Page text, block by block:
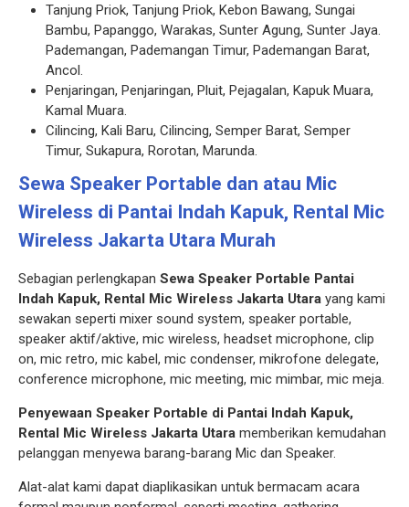
Tanjung Priok, Tanjung Priok, Kebon Bawang, Sungai
Bambu, Papanggo, Warakas, Sunter Agung, Sunter Jaya.
Pademangan, Pademangan Timur, Pademangan Barat,
Ancol.
Penjaringan, Penjaringan, Pluit, Pejagalan, Kapuk Muara,
Kamal Muara.
Cilincing, Kali Baru, Cilincing, Semper Barat, Semper
Timur, Sukapura, Rorotan, Marunda.
Sewa Speaker Portable dan atau Mic
Wireless di Pantai Indah Kapuk, Rental Mic
Wireless Jakarta Utara Murah
Sebagian perlengkapan Sewa Speaker Portable Pantai
Indah Kapuk, Rental Mic Wireless Jakarta Utara yang kami
sewakan seperti mixer sound system, speaker portable,
speaker aktif/aktive, mic wireless, headset microphone, clip
on, mic retro, mic kabel, mic condenser, mikrofone delegate,
conference microphone, mic meeting, mic mimbar, mic meja.
Penyewaan Speaker Portable di Pantai Indah Kapuk,
Rental Mic Wireless Jakarta Utara memberikan kemudahan
pelanggan menyewa barang-barang Mic dan Speaker.
Alat-alat kami dapat diaplikasikan untuk bermacam acara